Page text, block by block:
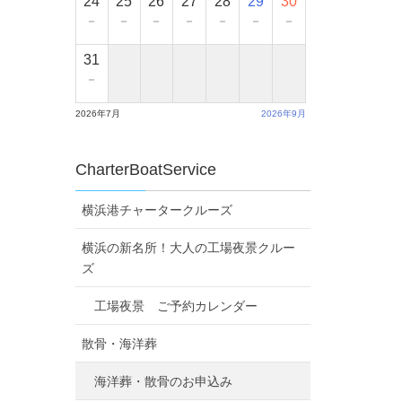
－ － － － － － －
31
－
2026年7月 2026年9月
CharterBoatService
横浜港チャータークルーズ
横浜の新名所！大人の工場夜景クルー
ズ
工場夜景 ご予約カレンダー
散骨・海洋葬
海洋葬・散骨のお申込み